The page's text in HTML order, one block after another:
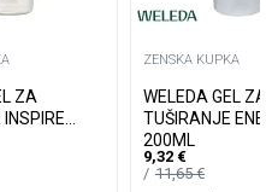
ZA
ZENSKA KUPKA
WELEDA GEL ZA
TUŠIRANJE
200ML
9,32 €
11,65€